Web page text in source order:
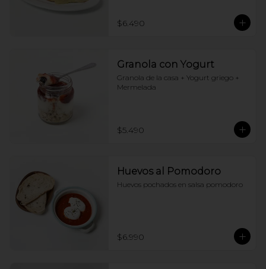
$6.490
Granola con Yogurt
Granola de la casa + Yogurt griego +
Mermelada
$5.490
Huevos al Pomodoro
Huevos pochados en salsa pomodoro
$6.990